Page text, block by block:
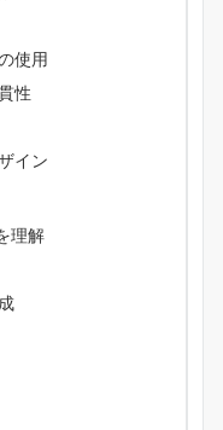
使用
性
イン
理解